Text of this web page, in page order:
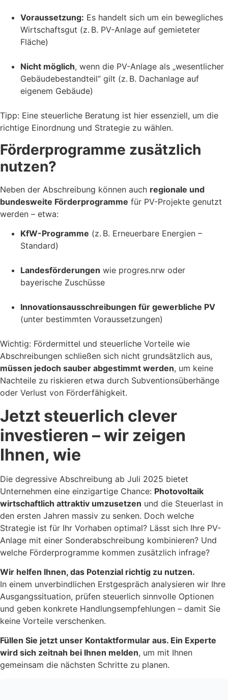
Voraussetzung: Es handelt sich um ein bewegliches
Wirtschaftsgut (z. B. PV-Anlage auf gemieteter
Fläche)
Nicht möglich, wenn die PV-Anlage als „wesentlicher
Gebäudebestandteil“ gilt (z. B. Dachanlage auf
eigenem Gebäude)
Tipp: Eine steuerliche Beratung ist hier essenziell, um die
richtige Einordnung und Strategie zu wählen.
Förderprogramme zusätzlich
nutzen?
Neben der Abschreibung können auch regionale und
bundesweite Förderprogramme für PV-Projekte genutzt
werden – etwa:
KfW-Programme (z. B. Erneuerbare Energien –
Standard)
Landesförderungen wie progres.nrw oder
bayerische Zuschüsse
Innovationsausschreibungen für gewerbliche PV
(unter bestimmten Voraussetzungen)
Wichtig: Fördermittel und steuerliche Vorteile wie
Abschreibungen schließen sich nicht grundsätzlich aus,
müssen jedoch sauber abgestimmt werden, um keine
Nachteile zu riskieren etwa durch Subventionsüberhänge
oder Verlust von Förderfähigkeit.
Jetzt steuerlich clever
investieren – wir zeigen
Ihnen, wie
Die degressive Abschreibung ab Juli 2025 bietet
Unternehmen eine einzigartige Chance: Photovoltaik
wirtschaftlich attraktiv umzusetzen und die Steuerlast in
den ersten Jahren massiv zu senken. Doch welche
Strategie ist für Ihr Vorhaben optimal? Lässt sich Ihre PV-
Anlage mit einer Sonderabschreibung kombinieren? Und
welche Förderprogramme kommen zusätzlich infrage?
Wir helfen Ihnen, das Potenzial richtig zu nutzen.
In einem unverbindlichen Erstgespräch analysieren wir Ihre
Ausgangssituation, prüfen steuerlich sinnvolle Optionen
und geben konkrete Handlungsempfehlungen – damit Sie
keine Vorteile verschenken.
Füllen Sie jetzt unser Kontaktformular aus. Ein Experte
wird sich zeitnah bei Ihnen melden, um mit Ihnen
gemeinsam die nächsten Schritte zu planen.